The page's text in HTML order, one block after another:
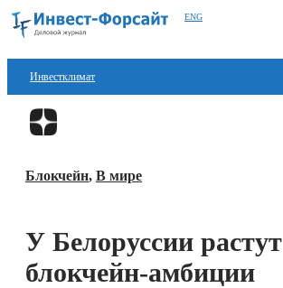
ENG
Инвестклимат
Финансы
Блокчейн
Блокчейн, В мире
У Белоруссии растут
блокчейн-амбиции